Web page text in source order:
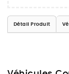
Détail Produit